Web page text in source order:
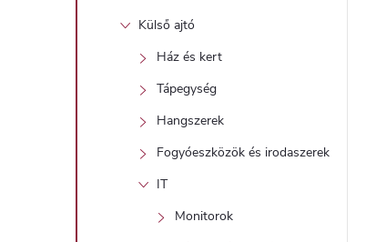
Külső ajtó
Ház és kert
Tápegység
Hangszerek
Fogyóeszközök és irodaszerek
IT
Monitorok